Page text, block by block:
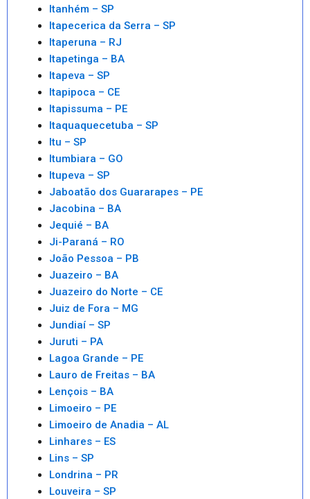
Itanhém – SP
Itapecerica da Serra – SP
Itaperuna – RJ
Itapetinga – BA
Itapeva – SP
Itapipoca – CE
Itapissuma – PE
Itaquaquecetuba – SP
Itu – SP
Itumbiara – GO
Itupeva – SP
Jaboatão dos Guararapes – PE
Jacobina – BA
Jequié – BA
Ji-Paraná – RO
João Pessoa – PB
Juazeiro – BA
Juazeiro do Norte – CE
Juiz de Fora – MG
Jundiaí – SP
Juruti – PA
Lagoa Grande – PE
Lauro de Freitas – BA
Lençois – BA
Limoeiro – PE
Limoeiro de Anadia – AL
Linhares – ES
Lins – SP
Londrina – PR
Louveira – SP